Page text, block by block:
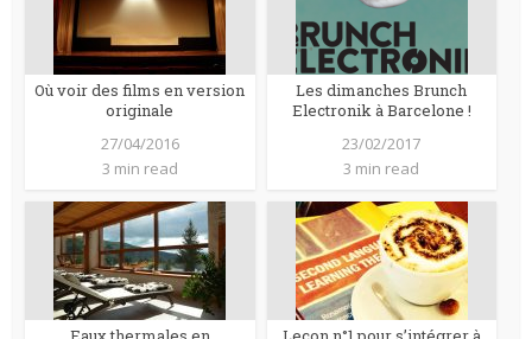
Où voir des films en version
originale
27/04/2016
3 min read
Les dimanches Brunch
Electronik à Barcelone !
23/02/2017
3 min read